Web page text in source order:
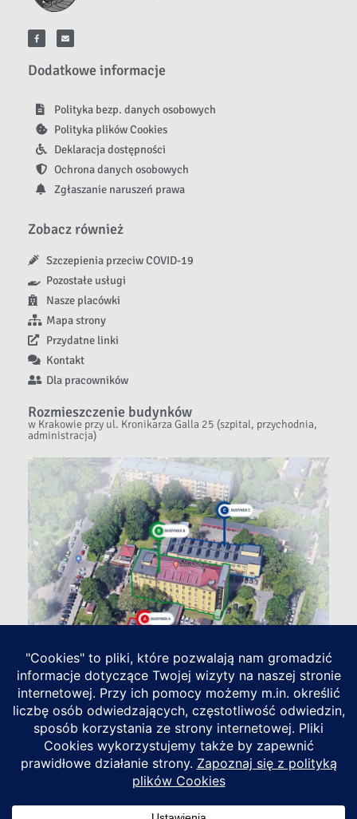
Dodatkowe informacje
Polityka bezp. danych osobowych
Polityka plików Cookies
Deklaracja dostępności
Ochrona danych osobowych
Zgłaszanie naruszeń prawa
Zobacz również
Szczepienia przeciw COVID-19
Pozostałe usługi
Nasze placówki
Mapa strony
Przydatne linki
Kontakt
Dla pracowników
Rozmieszczenie budynków
w Krakowie przy ul. Kronikarza Galla 25 (szpital, przychodnia,
administracja)